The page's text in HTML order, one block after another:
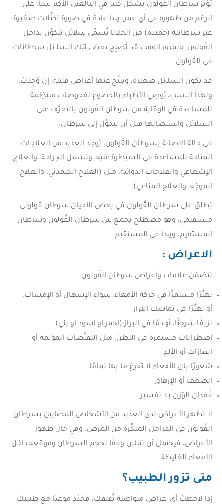
يُؤثِّر سرطان القُولون بشكل كبير في البالغين الأكبر سنًّا، على
الرغم من ظهوره في أي عمر. يبدأ عادةً في صورة تكتُّلات صغيرة
غير سرطانية (حميدة) من الخلايا تُسمَّى سلائل تتكوَّن بداخل
القُولون. وبمرور الوقت قد تُصبِح بعض تلك السلائل سرطانات
في القُولون.
قد تكون السلائل صغيرة، ويَنتُج عنها أعراض قليلة، إن وُجِدَتْ.
ولهذا السبب، يُوصِي الأطباء بالخضوع لفحوصات منتظِمة
للمساعدة في الوقاية من سرطان القُولون بالتعرُّف على
السلائل واستئصالها قبل أن تتحوَّل إلى سرطان.
في حالة الإصابة بسرطان القُولون، يُوجد العديد من العلاجات
المتاحة للمساعدة في السيطرة عليه، وتشمل الجراحة، والعلاج
الإشعاعي والعلاجات الدوائية، مثل (العلاج الكيميائي، والعلاج
الموجَّه، والعلاج المناعي).
يُطلَق على سرطان القُولون في بعض الأحيان سرطان قولوني
مستقيمي، وهو مصطلح يجمع بين سرطان القُولون وسرطان
المستقيم، ويبدأ في المستقيم.
الاعراض :
تتضمَّن علامات وأعراض سرطان القُولون:
تغيُّرًا مستمرًّا في حركة الأمعاء، سواء الإسهال أو الإمساك،
أو تغيُّرًا في تماسك البراز
نزيفًا شرجيًّا، أو دمًا في البراز (احمر او اسود او بني)
اضطرابات مستمرة في البطن، مثل التقلُّصات المؤلمة أو
الغازات أو الألم
شعورًا بأن الأمعاء لا تفرغ ما بها تمامًا
الضعف أو الإرهاق
فُقدان الوَزن بلا تفسير
لا تظهر الأعراض لدى العديد من الأشخاص المصابين بسرطان
القُولون في المراحل المبكِّرة من المرض. وفي حال ظهور
الأعراض، فيحتمل أن تتباين وفقًا لحجم السرطان وموقعه داخل
الأمعاء الغليظة.
متى تزور الطبيب؟
إذا لاحظتَ أي أعراض متواصلة تُقلقكَ، فحَدِّد موعدًا مع طبيبكَ